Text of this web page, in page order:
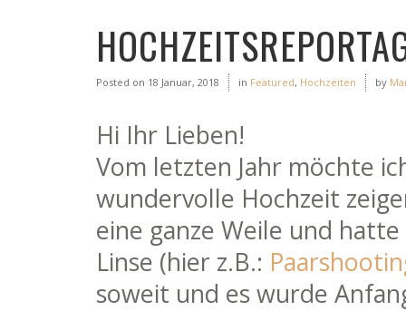
Posted on 18 Januar, 2018 in Featured, Hochzeiten by
Hi Ihr Lieben!
Vom letzten Jahr möchte
wundervolle Hochzeit
eine ganze Weile und
Linse (hier z.B.:
soweit und es wurde